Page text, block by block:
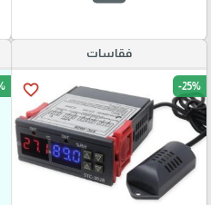
فقاسات
favorite_border -25%